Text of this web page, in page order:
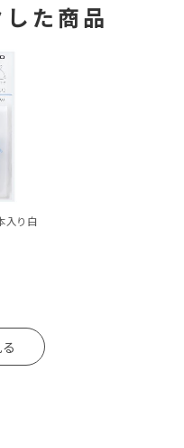
た商品
入り白